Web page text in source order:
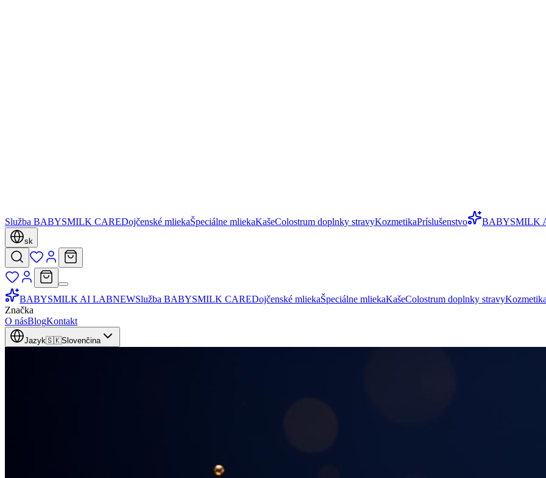
Služba BABYSMILK CAREDojčenské mliekaŠpeciálne mliekaKašeColostrum doplnky stravyKozmetikaPríslušenstvo BABYSMILK
sk
BABYSMILK AI LABNEWSlužba BABYSMILK CAREDojčenské mliekaŠpeciálne mliekaKašeColostrum doplnky stravyKozmetika
Značka
O násBlogKontakt
Jazyk🇸🇰Slovenčina